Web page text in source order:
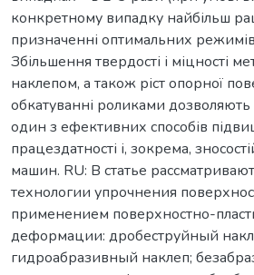
конкретному випадку найбільш
призначенні оптимальних
Збільшення твердості і міцності
наклепом, а також ріст опорної
обкатуванні роликами
один з ефективних способів
працездатності і, зокрема,
машин. RU: В статье
технологии упрочнения
применением поверхностно-
деформации: дробеструйный
гидроабразивный наклеп;